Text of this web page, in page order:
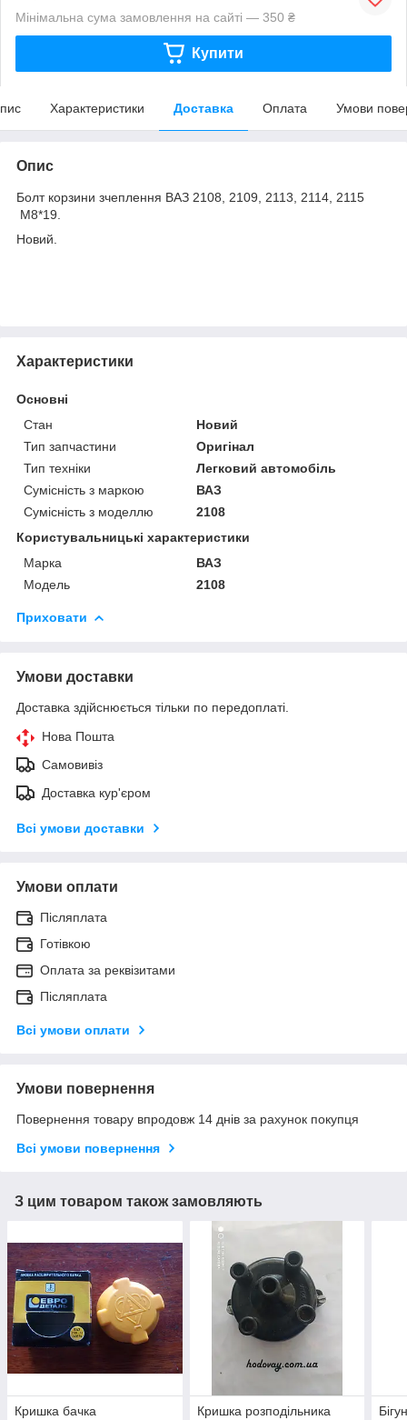
Мінімальна сума замовлення на сайті — 350 ₴
Купити
Характеристики Доставка Оплата Умови
Опис
Болт корзини зчеплення ВАЗ 2108, 2109, 2113, 2114, 2115
М8*19.
Новий.
Характеристики
Основні
Стан
Новий
Тип запчастини
Оригінал
Тип техніки
Легковий автомобіль
Сумісність з маркою
ВАЗ
Сумісність з моделлю
2108
Користувальницькі характеристики
Марка
ВАЗ
Модель
2108
Приховати
Умови доставки
Доставка здійснюється тільки по передоплаті.
Нова Пошта
Самовивіз
Доставка кур'єром
Всі умови доставки
Умови оплати
Післяплата
Готівкою
Оплата за реквізитами
Післяплата
Всі умови оплати
Умови повернення
Повернення товару впродовж 14 днів за рахунок покупця
Всі умови повернення
З цим товаром також замовляють
Кришка бачка
Кришка розподільника